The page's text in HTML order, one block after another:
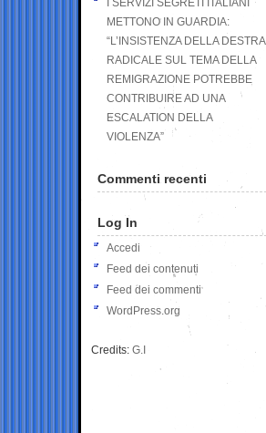
I SERVIZI SEGRETI ITALIANI
METTONO IN GUARDIA:
“L’INSISTENZA DELLA DESTRA
RADICALE SUL TEMA DELLA
REMIGRAZIONE POTREBBE
CONTRIBUIRE AD UNA
ESCALATION DELLA
VIOLENZA”
Commenti recenti
Log In
Accedi
Feed dei contenuti
Feed dei commenti
WordPress.org
Credits: G.I